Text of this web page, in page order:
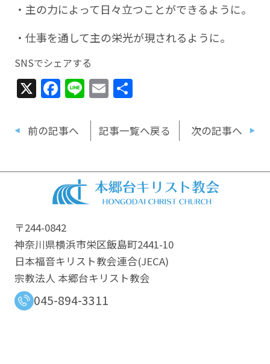
・主の力によって日々立つことができるように。
・仕事を通して主の栄光が現されるように。
SNSでシェアする
X Facebook
LineEmail
共
前の記事へ 記事一覧へ戻る 次の記事へ
〒244-0842
神奈川県横浜市栄区飯島町2441-10
日本福音キリスト教会連合​(JECA)
宗教法人 本郷台キリスト教会
045-894-3311